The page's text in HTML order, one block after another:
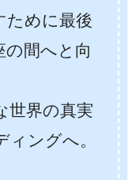
ために最後
の間へと向
世界の真実
ングへ。